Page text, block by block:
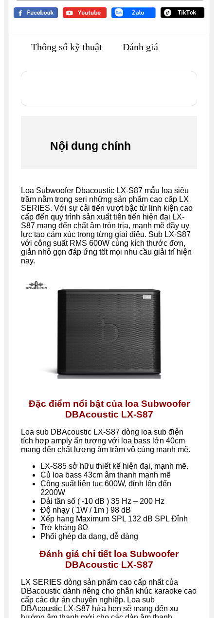
Thông số kỹ thuật Đánh giá
Nội dung chính
Loa Subwoofer Dbacoustic LX-S87 mẫu loa siêu
trầm nằm trong seri những sản phẩm cao cấp LX
SERIES. Với sự cải tiến vượt bậc từ linh kiện cao
cấp đến quy trình sản xuất tiên tiến hiện đại LX-
S87 mang đến chất âm tròn trịa, mạnh mẽ đầy uy
lực tạo cảm xúc trong từng giai điệu. Sub LX-S87
với công suất RMS 600W cùng kích thước đơn,
giản nhỏ gọn đáp ứng tốt mọi nhu cầu giải trí hiện
nay.
Đặc điểm nổi bật của loa Subwoofer
DBAcoustic LX-S87
Loa sub DBAcoustic LX-S87 dòng loa sub điện
tích hợp amply ấn tượng với loa bass lớn 40cm
mang đến chất lượng âm trầm vô cùng mạnh mẽ.
LX-S85 sở hữu thiết kế hiện đại, mạnh mẽ.
Củ loa bass 43cm âm thanh mạnh mẽ
Công suất liên tục 600W, đỉnh lên đến
2200W
Dải tần số ( -10 dB ) 35 Hz – 200 Hz
Độ nhạy ( 1W / 1m ) 98 dB
Xếp hạng Maximum SPL 132 dB SPL Đỉnh
Trở kháng 8Ω
Phối ghép đa dạng, dễ dàng
Đánh giá chi tiết loa Subwoofer
DBAcoustic LX-S87
LX SERIES dòng sản phẩm cao cấp nhất của
DBacoustic dành riêng cho phân khúc karaoke cao
cấp các dự án chuyên nghiệp. Loa sub
DBAcoustic LX-S87 hứa hẹn sẽ mang đến xu